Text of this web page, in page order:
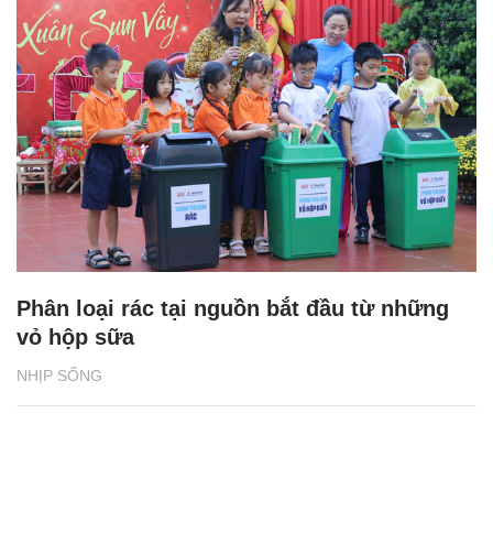
NHỊP SỐNG
Phân loại rác tại nguồn bắt đầu từ những
vỏ hộp sữa